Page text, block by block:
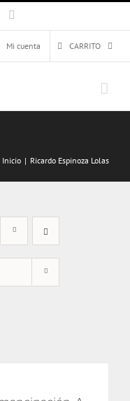
Mi cuenta
CARRITO
Inicio Ricardo Espinoza Lolas